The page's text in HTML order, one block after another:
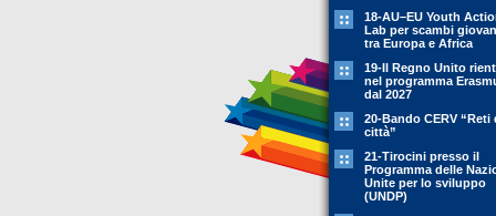
18-AU–EU Youth
Lab per scambi
tra Europa e Africa
19-Il Regno Unito
nel programma
dal 2027
20-Bando CERV “Reti
città”
21-Tirocini presso il
Programma delle
Unite per lo sviluppo
(UNDP)